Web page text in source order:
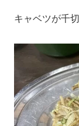
キャベツが千